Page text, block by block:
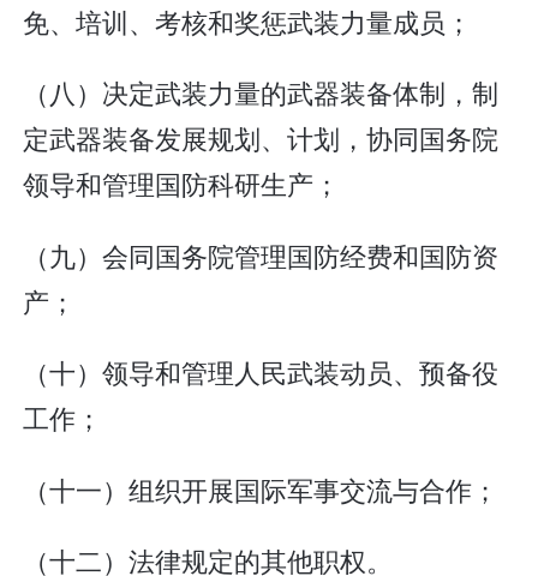
免、培训、考核和奖惩武装力量成员；
（八）决定武装力量的武器装备体制，制
定武器装备发展规划、计划，协同国务院
领导和管理国防科研生产；
（九）会同国务院管理国防经费和国防资
产；
（十）领导和管理人民武装动员、预备役
工作；
（十一）组织开展国际军事交流与合作；
（十二）法律规定的其他职权。